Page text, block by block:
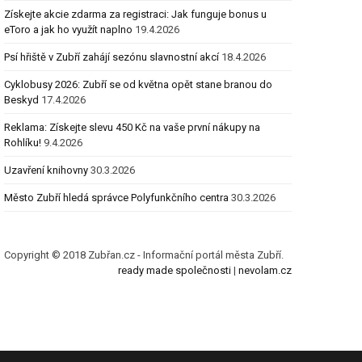
Získejte akcie zdarma za registraci: Jak funguje bonus u
eToro a jak ho využít naplno 19.4.2026
Psí hřiště v Zubří zahájí sezónu slavnostní akcí 18.4.2026
Cyklobusy 2026: Zubří se od května opět stane branou do
Beskyd 17.4.2026
Reklama: Získejte slevu 450 Kč na vaše první nákupy na
Rohlíku! 9.4.2026
Uzavření knihovny 30.3.2026
Město Zubří hledá správce Polyfunkčního centra 30.3.2026
Copyright © 2018 Zubřan.cz - Informační portál města Zubří.
ready made společnosti| nevolam.cz